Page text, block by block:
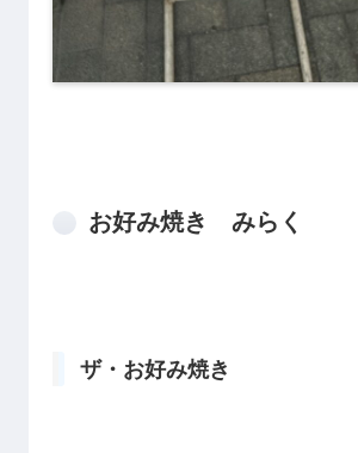
お好み焼き みらく
ザ・お好み焼き